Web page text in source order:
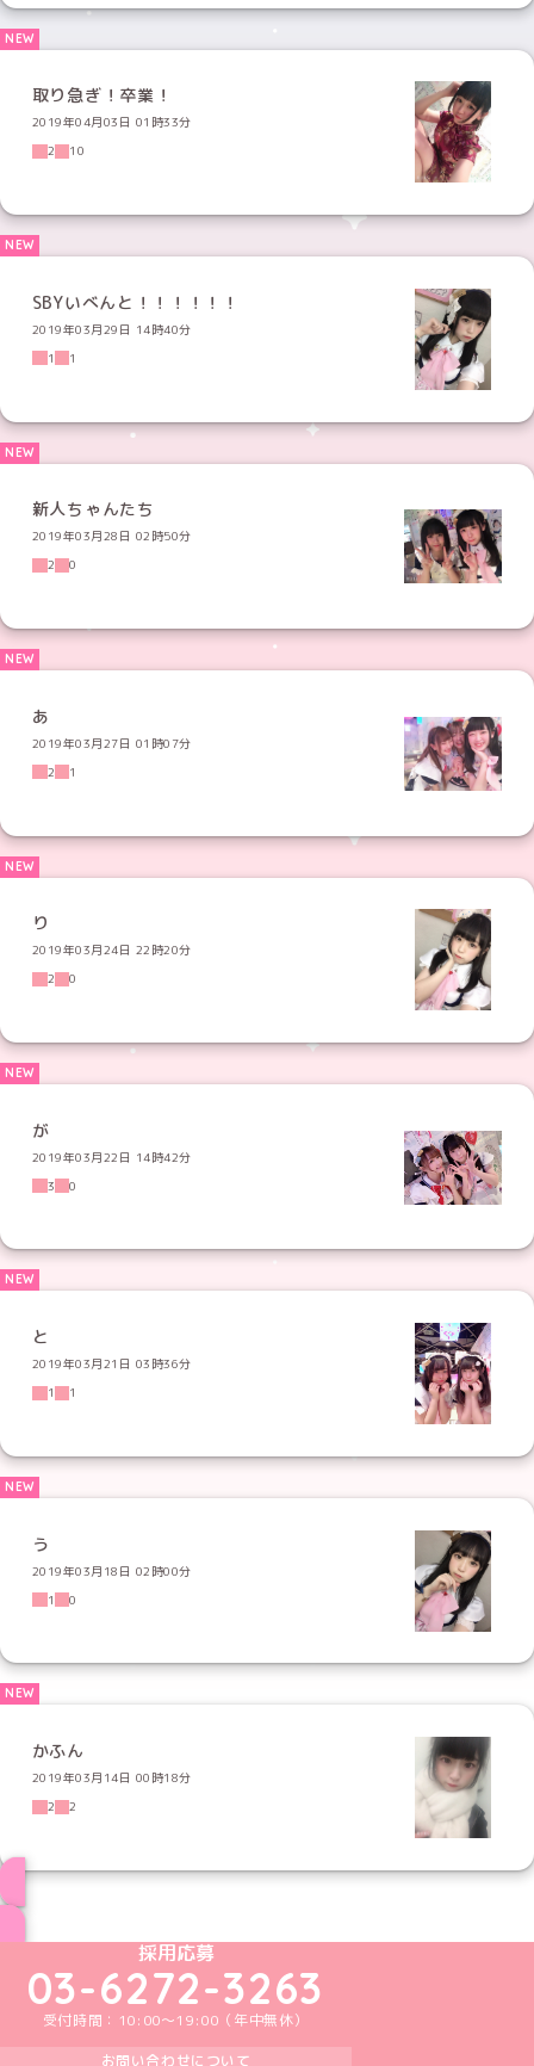
取り急ぎ！卒業！
2019年04月03日 01時33分
2
10
SBYいべんと！！！！！！
2019年03月29日 14時40分
1
1
新人ちゃんたち
2019年03月28日 02時50分
2
0
あ
2019年03月27日 01時07分
2
1
り
2019年03月24日 22時20分
2
0
が
2019年03月22日 14時42分
3
0
と
2019年03月21日 03時36分
1
1
う
2019年03月18日 02時00分
1
0
かふん
2019年03月14日 00時18分
2
2
めいどりーみんTikTok公式アカウント
めいどりーみんX公式アカウント
めいどりーみんInstagram公式アカウント
めいどりーみんFacebook公式アカウン
めいどりーみんYouTube公式アカ
採用応募
03-6272-3263
受付時間：10:00～19:00（年中無休）
お問い合わせについて